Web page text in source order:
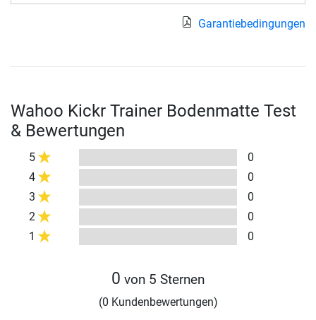
Garantiebedingungen
Wahoo Kickr Trainer Bodenmatte Test
& Bewertungen
5
0
4
0
3
0
2
0
1
0
0 von 5 Sternen
(0 Kundenbewertungen)